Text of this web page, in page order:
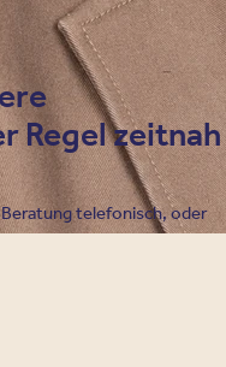
Regel zeitnah
telefonisch, oder